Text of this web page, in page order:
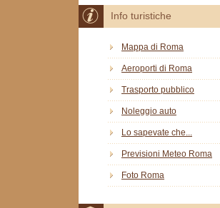
Info turistiche
Mappa di Roma
Aeroporti di Roma
Trasporto pubblico
Noleggio auto
Lo sapevate che...
Previsioni Meteo Roma
Foto Roma